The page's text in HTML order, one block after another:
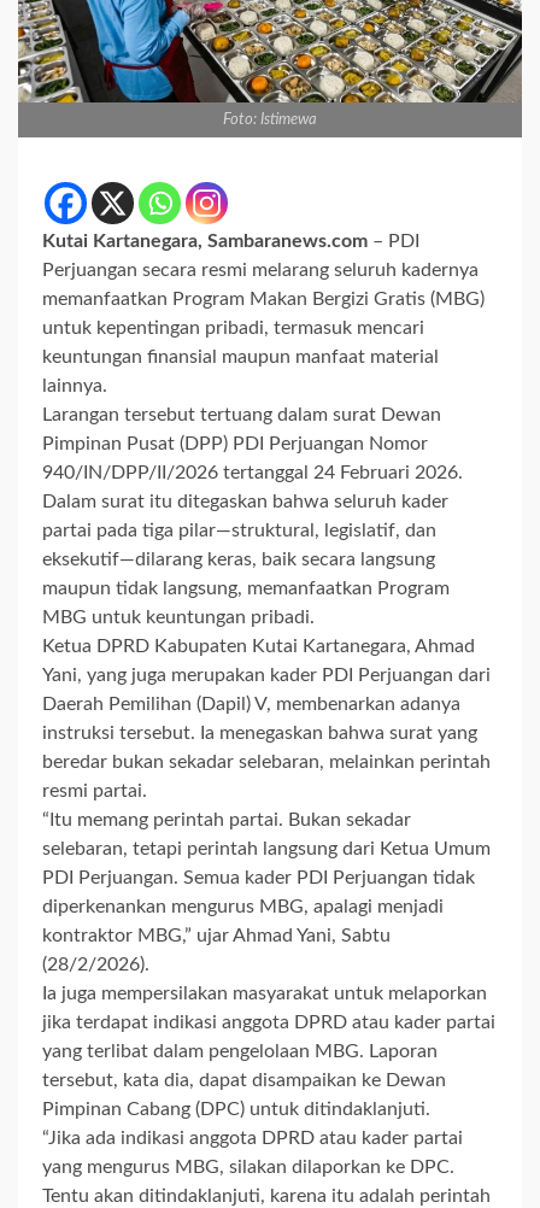
Foto: Istimewa
Kutai Kartanegara, Sambaranews.com – PDI
Perjuangan secara resmi melarang seluruh kadernya
memanfaatkan Program Makan Bergizi Gratis (MBG)
untuk kepentingan pribadi, termasuk mencari
keuntungan finansial maupun manfaat material
lainnya.
Larangan tersebut tertuang dalam surat Dewan
Pimpinan Pusat (DPP) PDI Perjuangan Nomor
940/IN/DPP/II/2026 tertanggal 24 Februari 2026.
Dalam surat itu ditegaskan bahwa seluruh kader
partai pada tiga pilar—struktural, legislatif, dan
eksekutif—dilarang keras, baik secara langsung
maupun tidak langsung, memanfaatkan Program
MBG untuk keuntungan pribadi.
Ketua DPRD Kabupaten Kutai Kartanegara, Ahmad
Yani, yang juga merupakan kader PDI Perjuangan dari
Daerah Pemilihan (Dapil) V, membenarkan adanya
instruksi tersebut. Ia menegaskan bahwa surat yang
beredar bukan sekadar selebaran, melainkan perintah
resmi partai.
“Itu memang perintah partai. Bukan sekadar
selebaran, tetapi perintah langsung dari Ketua Umum
PDI Perjuangan. Semua kader PDI Perjuangan tidak
diperkenankan mengurus MBG, apalagi menjadi
kontraktor MBG,” ujar Ahmad Yani, Sabtu
(28/2/2026).
Ia juga mempersilakan masyarakat untuk melaporkan
jika terdapat indikasi anggota DPRD atau kader partai
yang terlibat dalam pengelolaan MBG. Laporan
tersebut, kata dia, dapat disampaikan ke Dewan
Pimpinan Cabang (DPC) untuk ditindaklanjuti.
“Jika ada indikasi anggota DPRD atau kader partai
yang mengurus MBG, silakan dilaporkan ke DPC.
Tentu akan ditindaklanjuti, karena itu adalah perintah